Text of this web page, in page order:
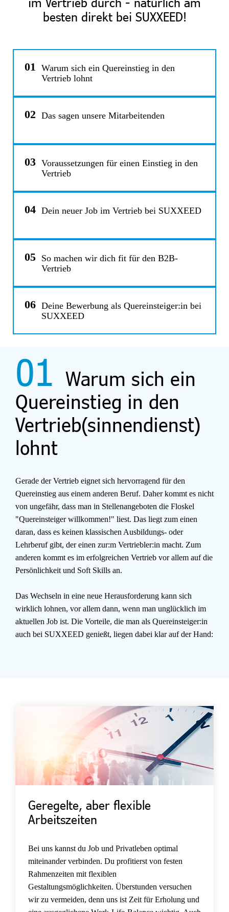
besten direkt bei SUXXEED!
01 Warum sich ein Quereinstieg in den
Vertrieb lohnt
02 Das sagen unsere Mitarbeitenden
03 Voraussetzungen für einen Einstieg in den
Vertrieb
04 Dein neuer Job im Vertrieb bei SUXXEED
05 So machen wir dich fit für den B2B-
Vertrieb
06 Deine Bewerbung als Quereinsteiger:in bei
SUXXEED
01 Warum sich ein
Quereinstieg in den
Vertrieb(sinnendienst)
lohnt
Gerade der Vertrieb eignet sich hervorragend für den
Quereinstieg aus einem anderen Beruf. Daher kommt es nicht
von ungefähr, dass man in Stellenangeboten die Floskel
"Quereinsteiger willkommen!" liest. Das liegt zum einen
daran, dass es keinen klassischen Ausbildungs- oder
Lehrberuf gibt, der einen zur:m Vertriebler:in macht. Zum
anderen kommt es im erfolgreichen Vertrieb vor allem auf die
Persönlichkeit und Soft Skills an.
Das Wechseln in eine neue Herausforderung kann sich
wirklich lohnen, vor allem dann, wenn man unglücklich im
aktuellen Job ist. Die Vorteile, die man als Quereinsteiger:in
auch bei SUXXEED genießt, liegen dabei klar auf der Hand:
Geregelte, aber flexible
Arbeitszeiten
Bei uns kannst du Job und Privatleben optimal
miteinander verbinden. Du profitierst von festen
Rahmenzeiten mit flexiblen
Gestaltungsmöglichkeiten. Überstunden versuchen
wir zu vermeiden, denn uns ist Zeit für Erholung und